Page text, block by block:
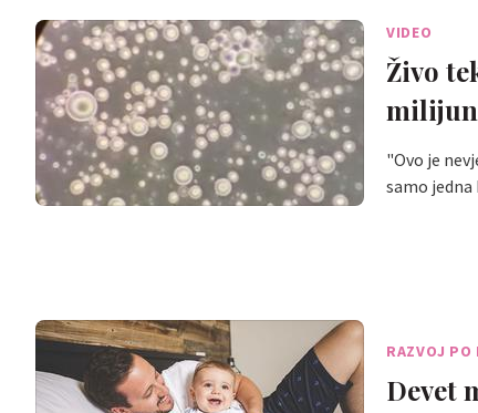
VIDEO
Živo
"Ovo je
samo
RAZVOJ PO
Devet